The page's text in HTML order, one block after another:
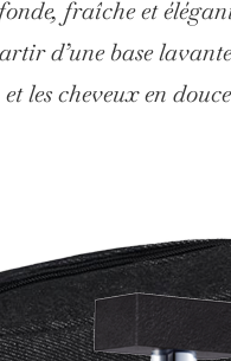
fraîche et
d’une base
les cheveux en